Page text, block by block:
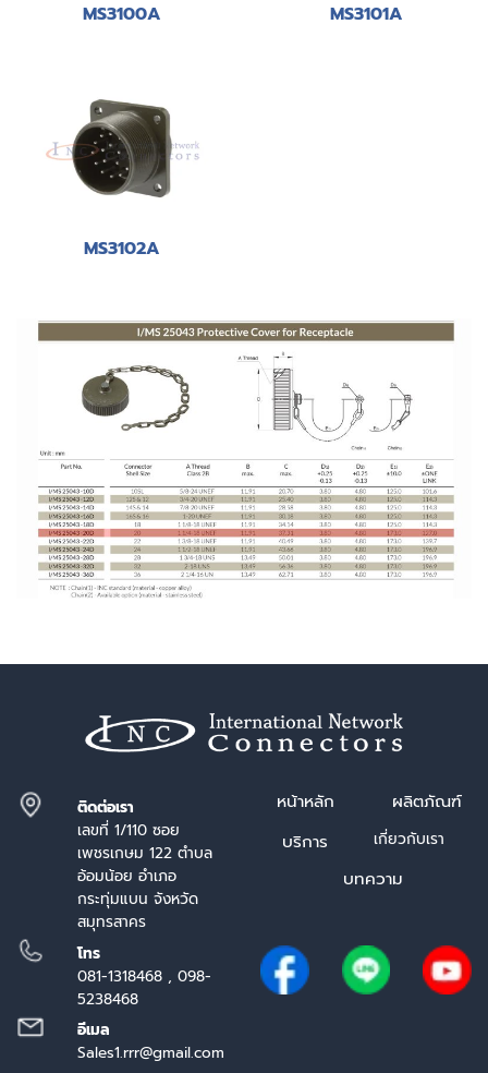
MS3100A MS3101A
MS3102A
ติดต่อเรา
เลขที่ 1/110 ซอย
เพชรเกษม 122 ตำบล
อ้อมน้อย อำเภอ
กระทุ่มแบน จังหวัด
สมุทรสาคร
โทร
081-1318468 , 098-
5238468
อีเมล
Sales1.rrr@gmail.com
หน้าหลัก
ผลิตภัณฑ์
บริการ
เกี่ยวกับเรา
บทความ